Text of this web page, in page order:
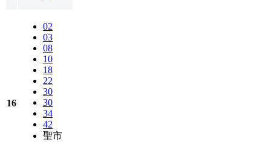
16
02
03
08
10
18
22
30
30
34
42
聖市